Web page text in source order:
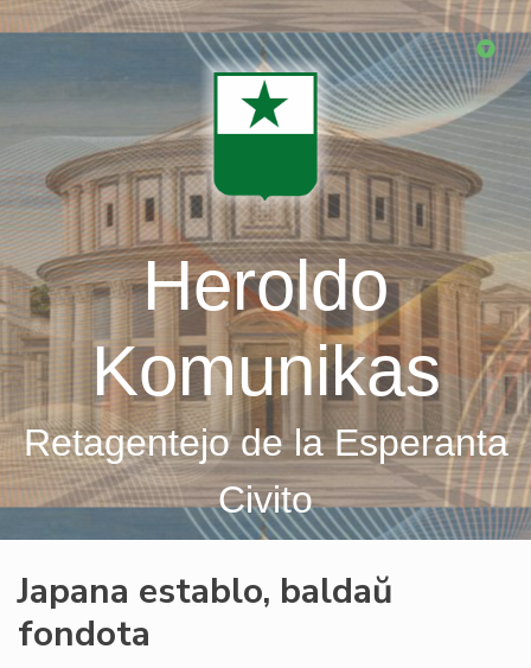
Skip
Heroldo
Komunikas
Retagentejo de la Esperanta
Civito
Japana establo, baldaŭ
fondota